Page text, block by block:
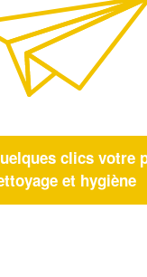
clics votre
et hygiène